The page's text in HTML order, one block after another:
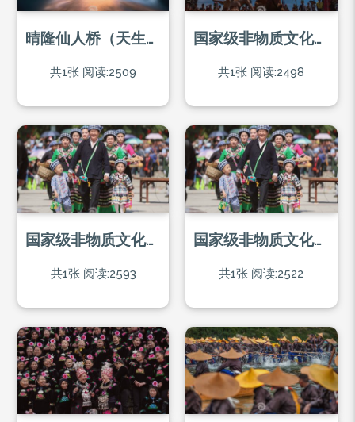
晴隆仙人桥（天生桥）
共1张 阅读:2509
国家级非物质文化遗产-彝族火把节
共1张 阅读:2498
国家级非物质文化遗产-布依族“三月三”
共1张 阅读:2593
国家级非物质文化遗产-布依族“三月三”
共1张 阅读:2522